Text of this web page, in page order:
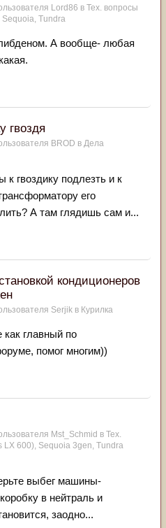
Lord86 в Тех. вопросы
Tundra
А вообще- любая
гвоздя
BROD в Дела
к гвоздику подлезть и к
его
А там глядишь сам и...
кондиционеров
Serjik в Курилка
как главный по
помог многим))
Mst_Schmid в Тех.
600), Sequoia 3gen, Tundra
выбег машины-
в нейтраль и
заодно...